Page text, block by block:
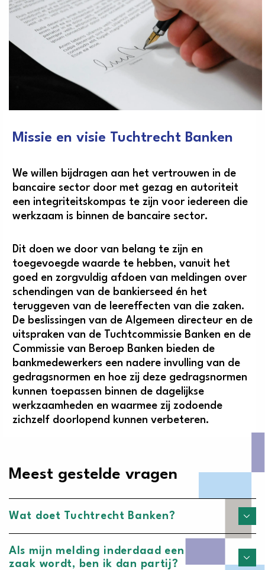
Missie en visie Tuchtrecht Banken
We willen bijdragen aan het vertrouwen in de
bancaire sector door met gezag en autoriteit
een integriteitskompas te zijn voor iedereen die
werkzaam is binnen de bancaire sector.
Dit doen we door van belang te zijn en
toegevoegde waarde te hebben, vanuit het
goed en zorgvuldig afdoen van meldingen over
schendingen van de bankierseed én het
teruggeven van de leereffecten van die zaken.
De beslissingen van de Algemeen directeur en de
uitspraken van de Tuchtcommissie Banken en de
Commissie van Beroep Banken bieden de
bankmedewerkers een nadere invulling van de
gedragsnormen en hoe zij deze gedragsnormen
kunnen toepassen binnen de dagelijkse
werkzaamheden en waarmee zij zodoende
zichzelf doorlopend kunnen verbeteren.
Meest gestelde vragen
Wat doet Tuchtrecht Banken?
Als mijn melding inderdaad een
zaak wordt, ben ik dan partij?